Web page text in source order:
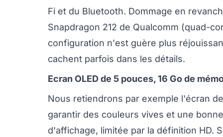
Fi et du Bluetooth. Dommage en
Snapdragon 212 de Qualcomm (quad-
configuration n'est guère plus
cachent parfois dans les détails.
Ecran OLED de 5 pouces, 16 Go de
Nous retiendrons par exemple l'écran
garantir des couleurs vives et une
d'affichage, limitée par la définition HD.